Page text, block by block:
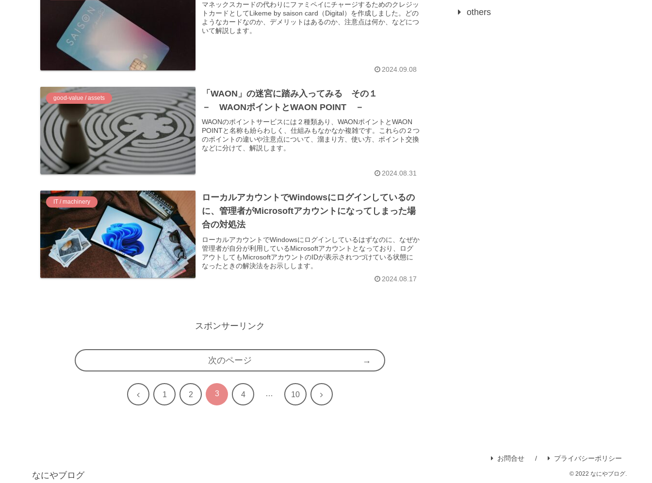
マネックスカードの代わりにファミペイにチャージするためのクレジッ
トカードとしてLikeme by saison card（Digital）を作成しました。どの
ようなカードなのか、デメリットはあるのか、注意点は何か、などにつ
いて解説します。
2024.09.08
good-value / assets
「WAON」の迷宮に踏み入ってみる その１
－ WAONポイントとWAON POINT －
WAONのポイントサービスには２種類あり、WAONポイントとWAON
POINTと名称も紛らわしく、仕組みもなかなか複雑です。これらの２つ
のポイントの違いや注意点について、溜まり方、使い方、ポイント交換
などに分けて、解説します。
2024.08.31
IT / machinery
ローカルアカウントでWindowsにログインしているの
に、管理者がMicrosoftアカウントになってしまった場
合の対処法
ローカルアカウントでWindowsにログインしているはずなのに、なぜか
管理者が自分が利用しているMicrosoftアカウントとなっており、ログ
アウトしてもMicrosoftアカウントのIDが表示されつづけている状態に
なったときの解決法をお示しします。
2024.08.17
スポンサーリンク
次のページ
前 1 2 3 4 … 10 次
others
なにやブログ
お問合せ プライバシーポリシー
© 2022 なにやブログ.